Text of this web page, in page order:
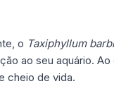
o Taxiphyllum
ao seu aquário.
cheio de vida.